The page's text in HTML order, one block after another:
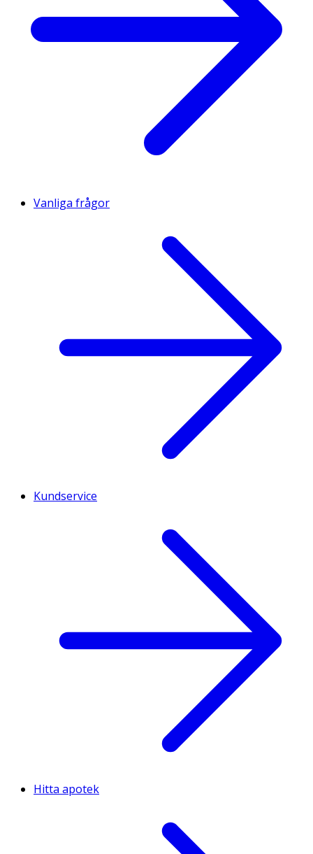
Vanliga frågor
Kundservice
Hitta apotek